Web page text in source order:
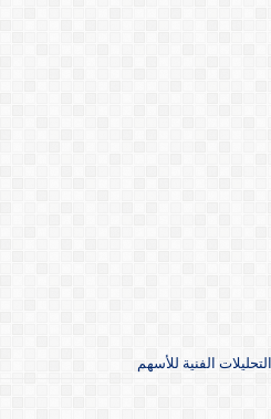
التحليلات الفنية للأسهم